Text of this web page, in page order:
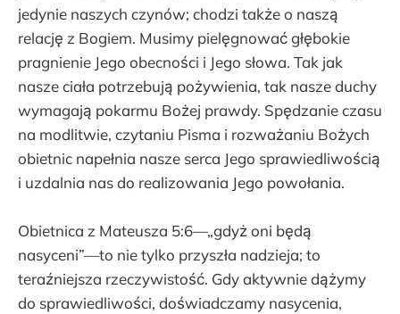
jedynie naszych czynów; chodzi także o naszą
relację z Bogiem. Musimy pielęgnować głębokie
pragnienie Jego obecności i Jego słowa. Tak jak
nasze ciała potrzebują pożywienia, tak nasze duchy
wymagają pokarmu Bożej prawdy. Spędzanie czasu
na modlitwie, czytaniu Pisma i rozważaniu Bożych
obietnic napełnia nasze serca Jego sprawiedliwością
i uzdalnia nas do realizowania Jego powołania.
Obietnica z Mateusza 5:6—„gdyż oni będą
nasyceni”—to nie tylko przyszła nadzieja; to
teraźniejsza rzeczywistość. Gdy aktywnie dążymy
do sprawiedliwości, doświadczamy nasycenia,